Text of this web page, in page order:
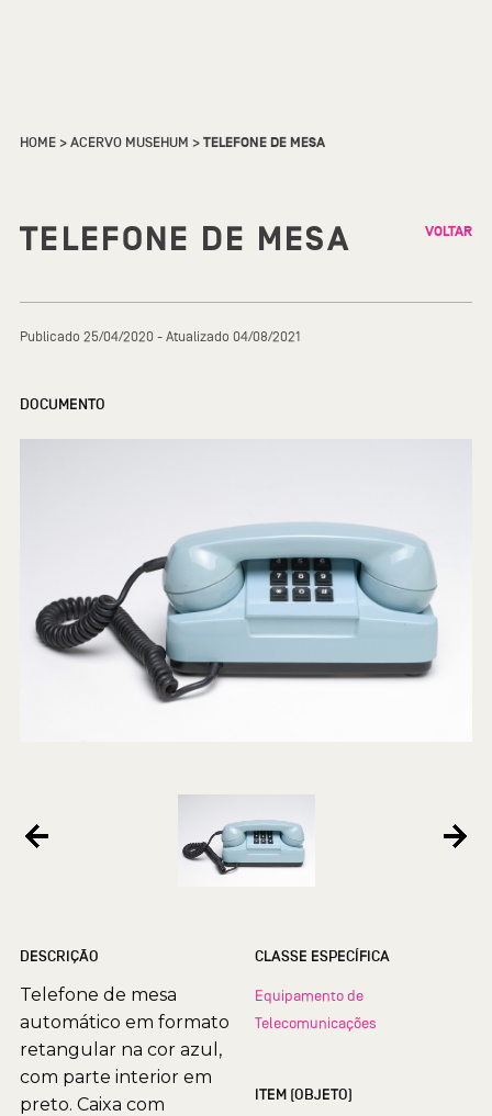
HOME>ACERVO MUSEHUM >TELEFONE DE MESA
TELEFONE DE MESA VOLTAR
Publicado 25/04/2020 - Atualizado 04/08/2021
DOCUMENTO
DESCRIÇÃO
Telefone de mesa
automático em formato
retangular na cor azul,
com parte interior em
preto. Caixa com
CLASSE ESPECÍFICA
Equipamento de
Telecomunicações
ITEM (OBJETO)